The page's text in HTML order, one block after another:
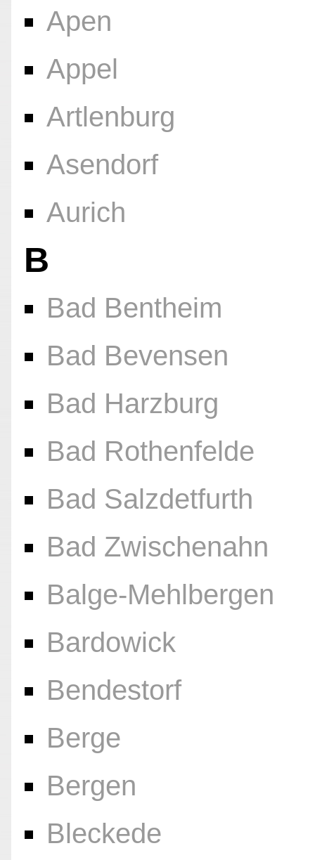
Apen
Appel
Artlenburg
Asendorf
Aurich
B
Bad Bentheim
Bad Bevensen
Bad Harzburg
Bad Rothenfelde
Bad Salzdetfurth
Bad Zwischenahn
Balge-Mehlbergen
Bardowick
Bendestorf
Berge
Bergen
Bleckede